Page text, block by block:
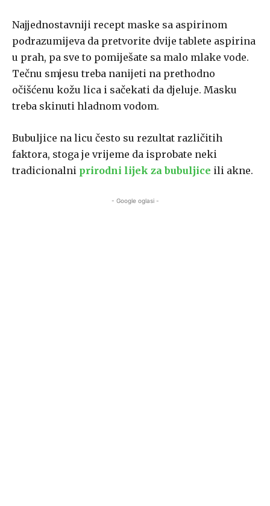
Najjednostavniji recept maske sa aspirinom
podrazumijeva da pretvorite dvije tablete aspirina
u prah, pa sve to pomiješate sa malo mlake vode.
Tečnu smjesu treba nanijeti na prethodno
očišćenu kožu lica i sačekati da djeluje. Masku
treba skinuti hladnom vodom.
Bubuljice na licu često su rezultat različitih
faktora, stoga je vrijeme da isprobate neki
tradicionalni prirodni lijek za bubuljice ili akne.
- Google oglasi -